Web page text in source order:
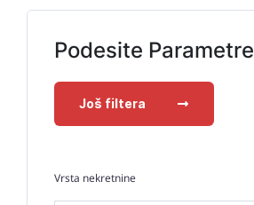
Podesite Parametre
Još filtera
Vrsta nekretnine